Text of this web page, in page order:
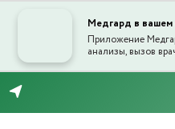
Медгард в
Приложение
анализы, вызов